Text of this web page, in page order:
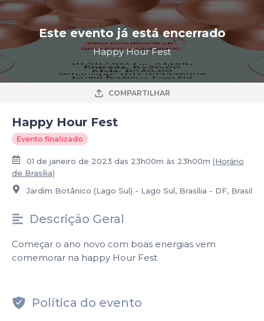
Este evento já está encerrado
Happy Hour Fest
COMPARTILHAR
Happy Hour Fest
Evento finalizado
01 de janeiro de 2023 das 23h00m às 23h00m (Horário
de Brasília)
Jardim Botânico (Lago Sul) - Lago Sul, Brasília - DF, Brasil
Descrição Geral
Começar o ano novo com boas energias vem
comemorar na happy Hour Fest
Política do evento